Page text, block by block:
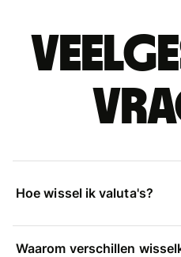
Hoe wissel ik valuta's?
Waarom verschillen